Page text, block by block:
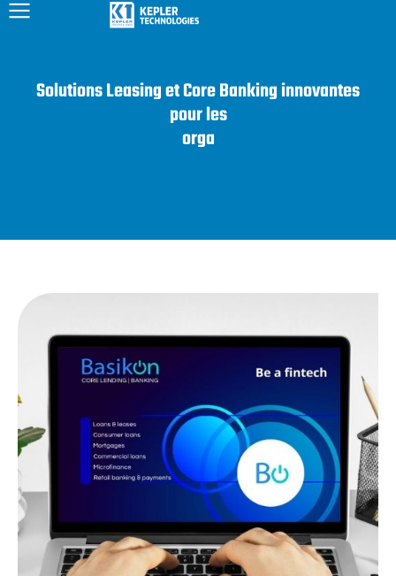
Solutions Leasing et Core Banking innovantes
pour les
rgani